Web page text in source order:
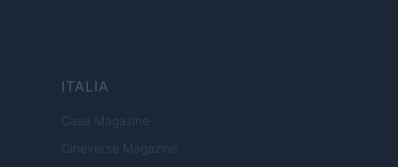
ITALIA
Casa Magazine
Cineverse Magazine